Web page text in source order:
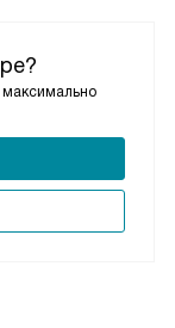
максимально